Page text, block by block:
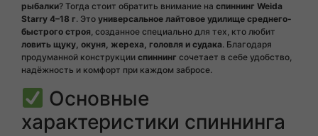
рыбалки? Тогда стоит обратить внимание на спиннинг Weida
Starry 4–18 г. Это универсальное лайтовое удилище среднего-
быстрого строя, созданное специально для тех, кто любит
ловить щуку, окуня, жереха, головля и судака. Благодаря
продуманной конструкции спиннинг сочетает в себе удобство,
надёжность и комфорт при каждом забросе.
Основные
характеристики спиннинга